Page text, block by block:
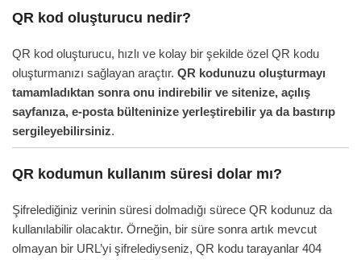
QR kod oluşturucu nedir?
QR kod oluşturucu, hızlı ve kolay bir şekilde özel QR kodu
oluşturmanızı sağlayan araçtır. QR kodunuzu oluşturmayı
tamamladıktan sonra onu indirebilir ve sitenize, açılış
sayfanıza, e-posta bülteninize yerleştirebilir ya da bastırıp
sergileyebilirsiniz.
QR kodumun kullanım süresi dolar mı?
Şifrelediğiniz verinin süresi dolmadığı sürece QR kodunuz da
kullanılabilir olacaktır. Örneğin, bir süre sonra artık mevcut
olmayan bir URL’yi şifrelediyseniz, QR kodu tarayanlar 404